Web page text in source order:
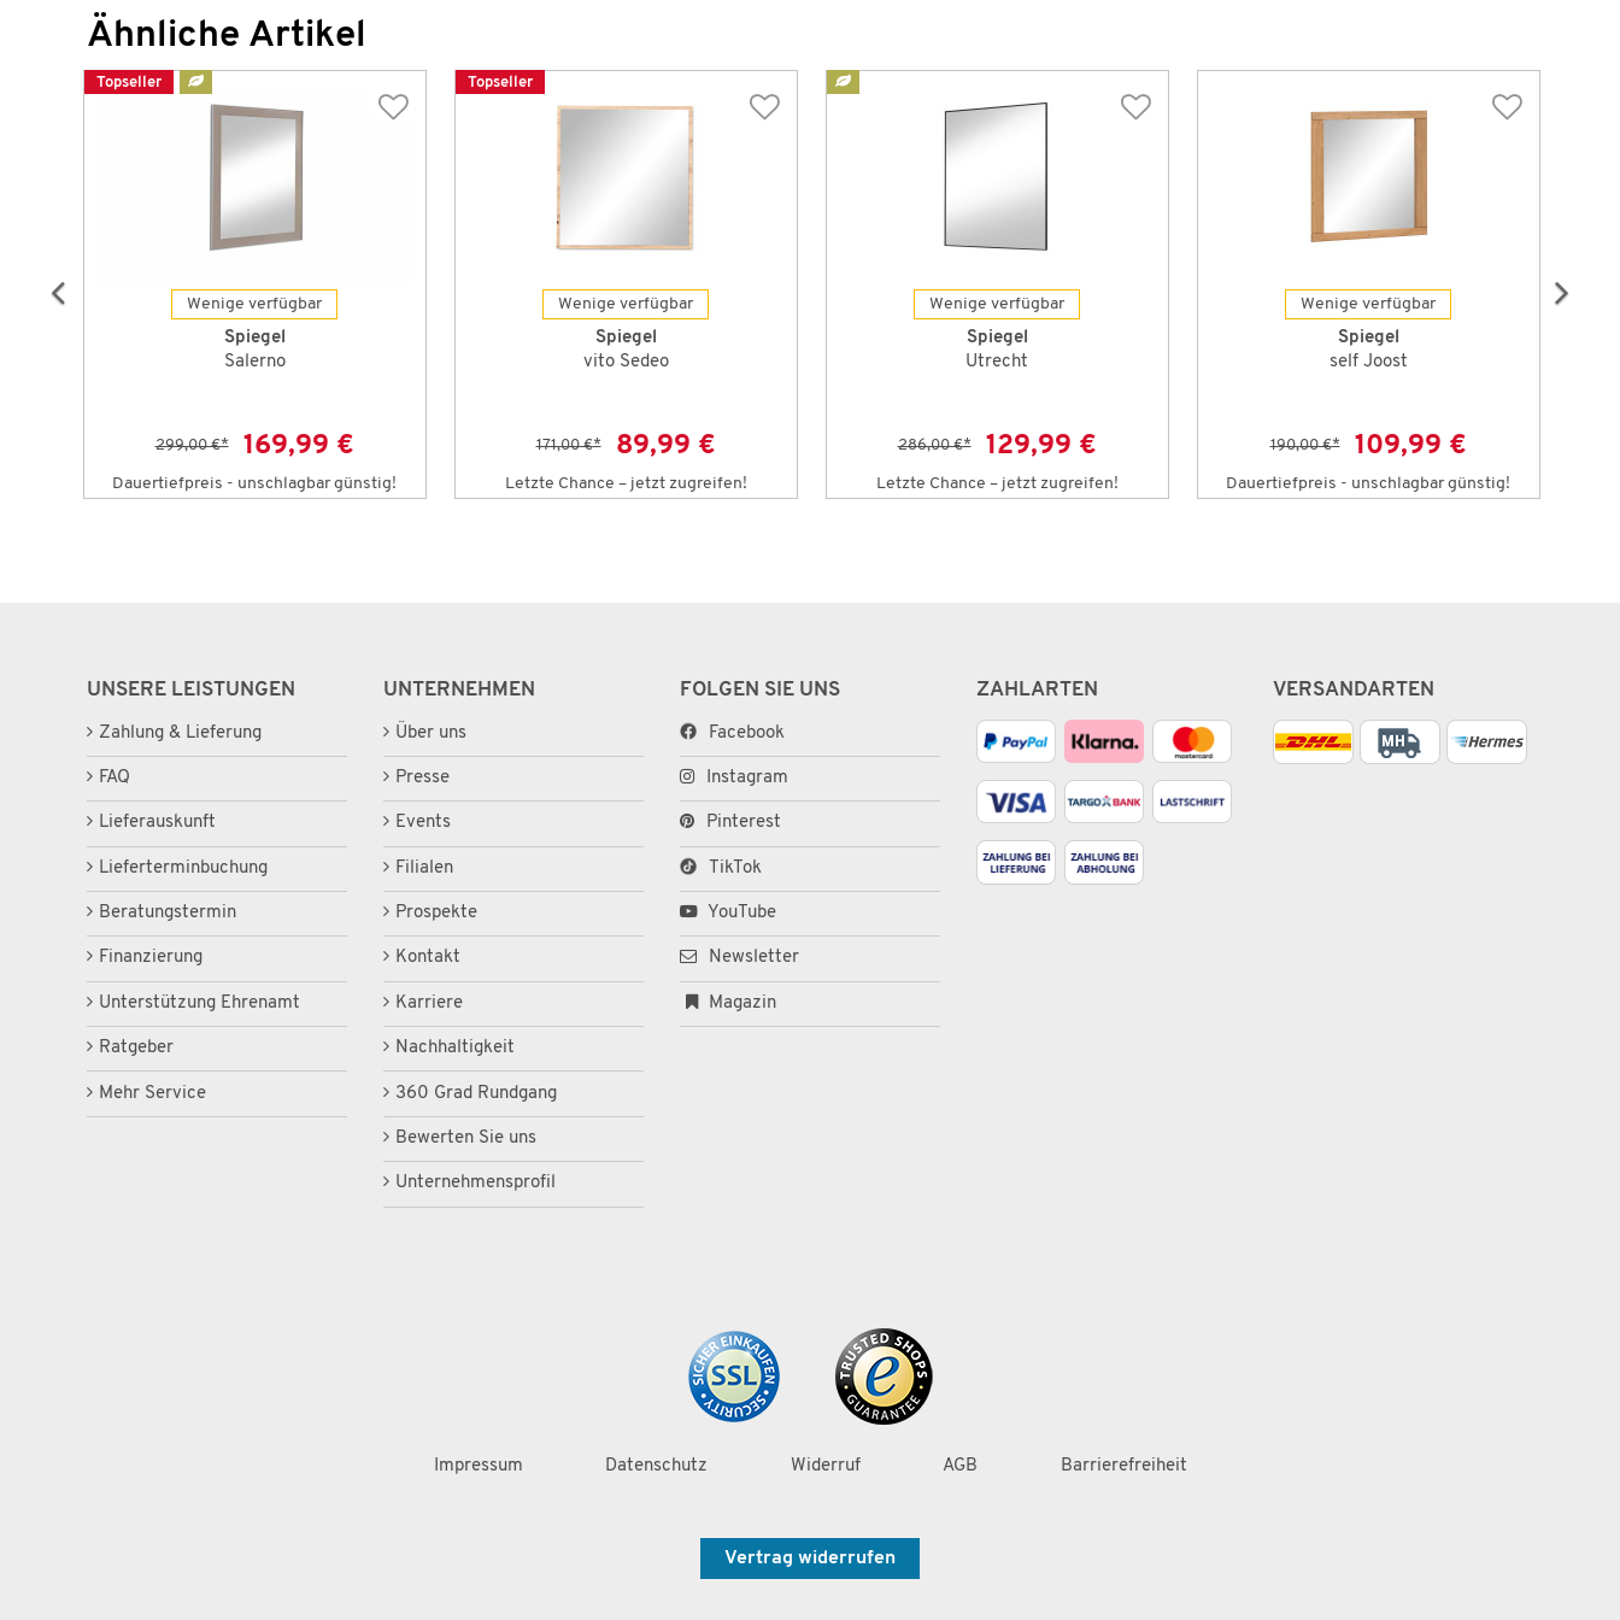
Ähnliche Artikel
Topseller
Wenige verfügbar
Spiegel
Salerno
299,00 €* 169,99 €
Dauertiefpreis - unschlagbar günstig!
Topseller
Wenige verfügbar
Spiegel
vito Sedeo
171,00 €* 89,99 €
Letzte Chance – jetzt zugreifen!
Wenige verfügbar
Spiegel
Utrecht
286,00 €* 129,99 €
Letzte Chance – jetzt zugreifen!
Wenige verfügbar
Spiegel
self Joost
190,00 €* 109,99 €
Dauertiefpreis - unschlagbar günstig!
UNSERE LEISTUNGEN
Zahlung & Lieferung
FAQ
Lieferauskunft
Lieferterminbuchung
Beratungstermin
Finanzierung
Unterstützung Ehrenamt
Ratgeber
Mehr Service
UNTERNEHMEN
Über uns
Presse
Events
Filialen
Prospekte
Kontakt
Karriere
Nachhaltigkeit
360 Grad Rundgang
Bewerten Sie uns
Unternehmensprofil
FOLGEN SIE UNS
Facebook
Instagram
Pinterest
TikTok
YouTube
Newsletter
Magazin
ZAHLARTEN VERSANDARTEN
Impressum Datenschutz Widerruf AGB Barrierefreiheit
Vertrag widerrufen